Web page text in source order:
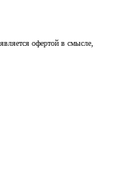
офертой в смысле,